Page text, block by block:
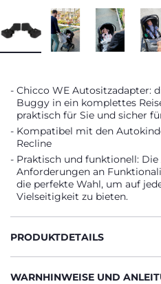
Chicco WE Autositzadapter:
Buggy in ein komplettes
praktisch für Sie und sicher
Kompatibel mit den
Recline
Praktisch und funktionell:
Anforderungen an
die perfekte Wahl, um auf
Vielseitigkeit zu bieten.
PRODUKTDETAILS
WARNHINWEISE UND